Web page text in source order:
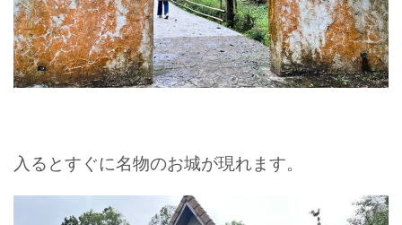
入るとすぐに名物のお城が現れます。